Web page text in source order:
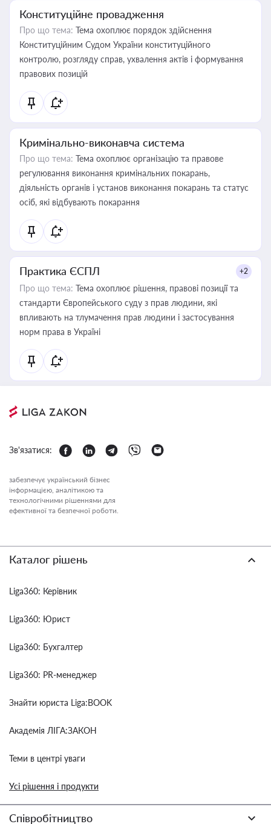
Конституційне провадження
Про що тема: Тема охоплює порядок здійснення
Конституційним Судом України конституційного
контролю, розгляду справ, ухвалення актів і формування
правових позицій
Кримінально-виконавча система
Про що тема: Тема охоплює організацію та правове
регулювання виконання кримінальних покарань,
діяльність органів і установ виконання покарань та статус
осіб, які відбувають покарання
Практика ЄСПЛ +2
Про що тема: Тема охоплює рішення, правові позиції та
стандарти Європейського суду з прав людини, які
впливають на тлумачення прав людини і застосування
норм права в Україні
Зв'язатися:
забезпечує український бізнес
інформацією, аналітикою та
технологічними рішеннями для
ефективної та безпечної роботи.
Каталог рішень
Liga360: Керівник
Liga360: Юрист
Liga360: Бухгалтер
Liga360: PR-менеджер
Знайти юриста Liga:BOOK
Академія ЛІГА:ЗАКОН
Теми в центрі уваги
Усі рішення і продукти
Співробітництво